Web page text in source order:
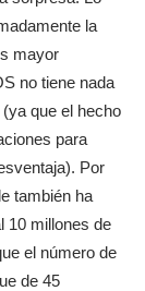
la
mayor
no tiene nada
que el hecho
para
Por
también ha
10 millones de
el número de
de 45